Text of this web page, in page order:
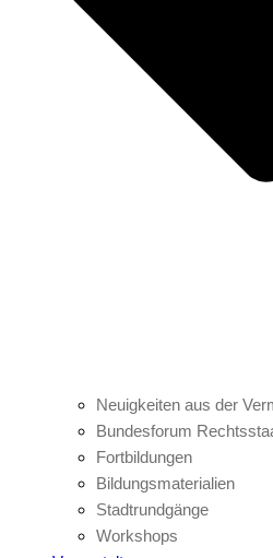
Neuigkeiten aus der
Bundesforum
Fortbildungen
Bildungsmaterialien
Stadtrundgänge
Workshops